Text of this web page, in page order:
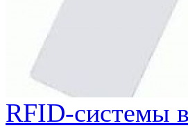
RFID-системы